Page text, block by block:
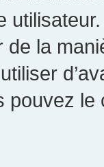
la
pouvez